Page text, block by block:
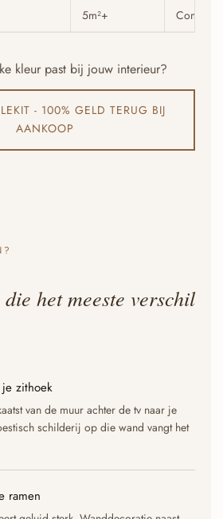
5m²+
kleur past bij jouw interieur?
- 100% GELD TERUG BIJ
AANKOOP
het meeste verschil
zithoek
van de muur achter de tv naar je
schilderij op die wand vangt het
ramen